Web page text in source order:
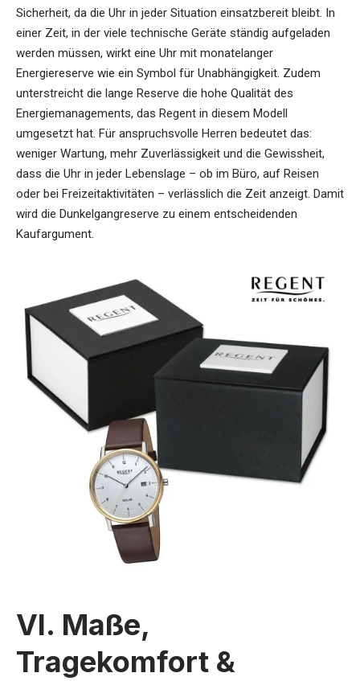
Sicherheit, da die Uhr in jeder Situation einsatzbereit bleibt. In
einer Zeit, in der viele technische Geräte ständig aufgeladen
werden müssen, wirkt eine Uhr mit monatelanger
Energiereserve wie ein Symbol für Unabhängigkeit. Zudem
unterstreicht die lange Reserve die hohe Qualität des
Energiemanagements, das Regent in diesem Modell
umgesetzt hat. Für anspruchsvolle Herren bedeutet das:
weniger Wartung, mehr Zuverlässigkeit und die Gewissheit,
dass die Uhr in jeder Lebenslage – ob im Büro, auf Reisen
oder bei Freizeitaktivitäten – verlässlich die Zeit anzeigt. Damit
wird die Dunkelgangreserve zu einem entscheidenden
Kaufargument.
VI. Maße,
Tragekomfort &